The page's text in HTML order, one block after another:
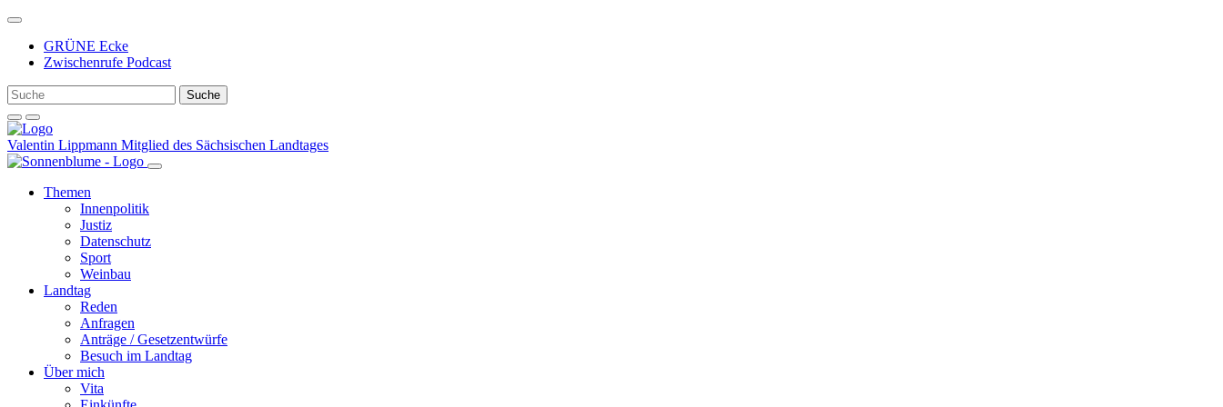
Weiter
Inhalt
GRÜNE Ecke
Zwischenrufe Podcast
Valentin Lippmann Mitglied des Sächsischen Landtages
Themen
Innenpolitik
Justiz
Datenschutz
Sport
Weinbau
Landtag
Reden
Anfragen
Anträge / Gesetzentwürfe
Besuch im Landtag
Über mich
Vita